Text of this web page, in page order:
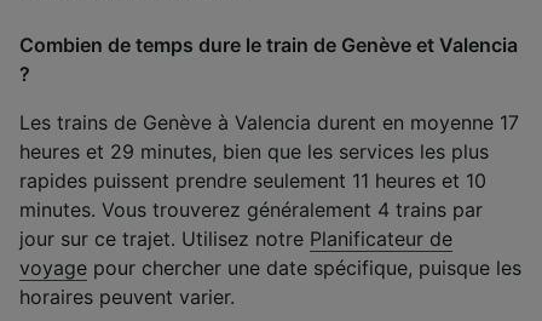
Combien de temps dure le train de Genève et Valencia
?
Les trains de Genève à Valencia durent en moyenne 17
heures et 29 minutes, bien que les services les plus
rapides puissent prendre seulement 11 heures et 10
minutes. Vous trouverez généralement 4 trains par
jour sur ce trajet. Utilisez notre Planificateur de
voyage pour chercher une date spécifique, puisque les
horaires peuvent varier.